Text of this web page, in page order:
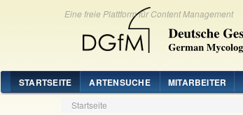
Eine freie Plattform für Content Management
STARTSEITE ARTENSUCHE MITARBEITER
Startseite